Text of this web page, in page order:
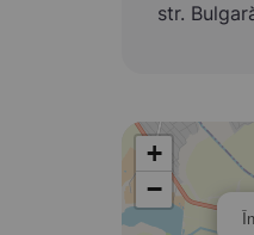
str.
+
−